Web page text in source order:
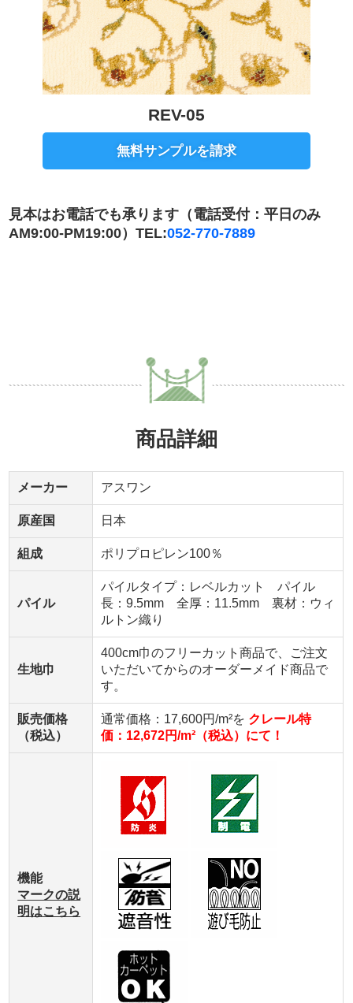
REV-05
無料サンプルを請求
見本はお電話でも承ります（電話受付：平日のみ
AM9:00-PM19:00）TEL:052-770-7889
商品詳細
メーカー アスワン
原産国 日本
組成 ポリプロピレン100％
パイル
パイルタイプ：レベルカット パイル
長：9.5mm 全厚：11.5mm 裏材：ウィ
ルトン織り
生地巾
400cm巾のフリーカット商品で、ご注文
いただいてからのオーダーメイド商品で
す。
販売価格
（税込）
通常価格：17,600円/m²を クレール特
価：12,672円/m²（税込）にて！
機能
マークの説
明はこちら